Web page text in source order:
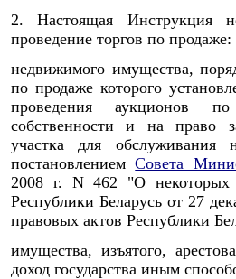
2. Настоящая Инструкция
проведение торгов по продаже:
недвижимого имущества,
по продаже которого
проведения аукционов по
собственности и на право
участка для обслуживания
постановлениемСовета
2008 г. N 462 "О некоторых
Республики Беларусь от 27
правовых актов Республики
имущества, изъятого,
доход государства иным